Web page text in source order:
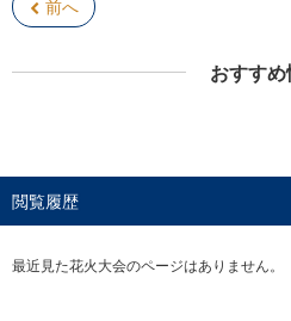
前へ
おすすめ
閲覧履歴
最近見た花火大会のページはありません。